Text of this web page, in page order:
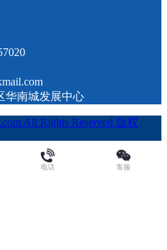
华南城发展中心
All Rights Reserved 版权
电话 客服